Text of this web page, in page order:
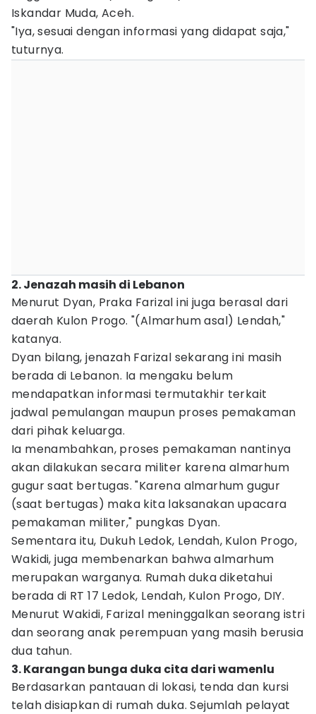
Iskandar Muda, Aceh.
"Iya, sesuai dengan informasi yang didapat saja,"
tuturnya.
2. Jenazah masih di Lebanon
Menurut Dyan, Praka Farizal ini juga berasal dari
daerah Kulon Progo. "(Almarhum asal) Lendah,"
katanya.
Dyan bilang, jenazah Farizal sekarang ini masih
berada di Lebanon. Ia mengaku belum
mendapatkan informasi termutakhir terkait
jadwal pemulangan maupun proses pemakaman
dari pihak keluarga.
Ia menambahkan, proses pemakaman nantinya
akan dilakukan secara militer karena almarhum
gugur saat bertugas. "Karena almarhum gugur
(saat bertugas) maka kita laksanakan upacara
pemakaman militer," pungkas Dyan.
Sementara itu, Dukuh Ledok, Lendah, Kulon Progo,
Wakidi, juga membenarkan bahwa almarhum
merupakan warganya. Rumah duka diketahui
berada di RT 17 Ledok, Lendah, Kulon Progo, DIY.
Menurut Wakidi, Farizal meninggalkan seorang istri
dan seorang anak perempuan yang masih berusia
dua tahun.
3. Karangan bunga duka cita dari wamenlu
Berdasarkan pantauan di lokasi, tenda dan kursi
telah disiapkan di rumah duka. Sejumlah pelayat